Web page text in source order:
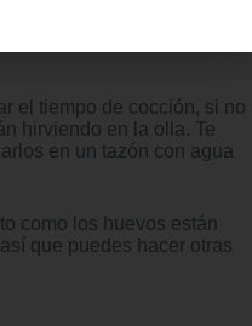
el tiempo de cocción, si no
hirviendo en la olla. Te
en un tazón con agua
como los huevos están
que puedes hacer otras